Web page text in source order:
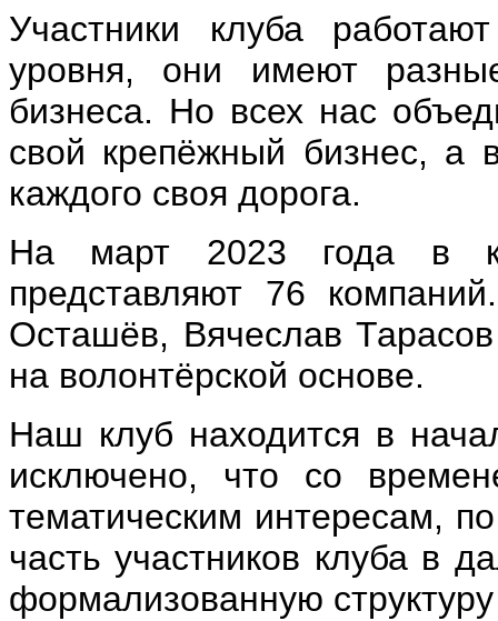
Участники клуба
уровня, они имеют
бизнеса. Но всех нас
свой крепёжный бизнес, а
каждого своя дорога.
На март 2023 года в
представляют 76
Осташёв, Вячеслав
на волонтёрской основе.
Наш клуб находится в
исключено, что со
тематическим интересам,
часть участников клуба в
формализованную